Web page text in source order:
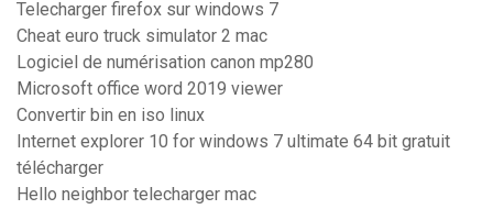
Telecharger firefox sur windows 7
Cheat euro truck simulator 2 mac
Logiciel de numérisation canon mp280
Microsoft office word 2019 viewer
Convertir bin en iso linux
Internet explorer 10 for windows 7 ultimate 64 bit gratuit
télécharger
Hello neighbor telecharger mac